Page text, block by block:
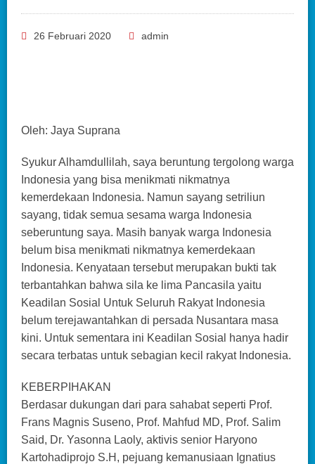
26 Februari 2020 admin
Oleh: Jaya Suprana
Syukur Alhamdullilah, saya beruntung tergolong warga
Indonesia yang bisa menikmati nikmatnya
kemerdekaan Indonesia. Namun sayang setriliun
sayang, tidak semua sesama warga Indonesia
seberuntung saya. Masih banyak warga Indonesia
belum bisa menikmati nikmatnya kemerdekaan
Indonesia. Kenyataan tersebut merupakan bukti tak
terbantahkan bahwa sila ke lima Pancasila yaitu
Keadilan Sosial Untuk Seluruh Rakyat Indonesia
belum terejawantahkan di persada Nusantara masa
kini. Untuk sementara ini Keadilan Sosial hanya hadir
secara terbatas untuk sebagian kecil rakyat Indonesia.
KEBERPIHAKAN
Berdasar dukungan dari para sahabat seperti Prof.
Frans Magnis Suseno, Prof. Mahfud MD, Prof. Salim
Said, Dr. Yasonna Laoly, aktivis senior Haryono
Kartohadiprojo S.H, pejuang kemanusiaan Ignatius